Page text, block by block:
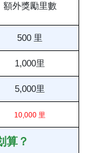
額外獎勵里數
500 里
1,000里
5,000里
10,000 里
算？